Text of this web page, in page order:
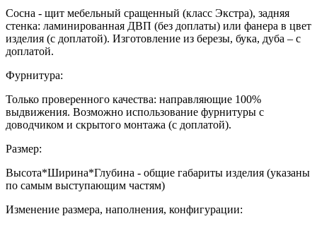
Сосна - щит мебельный сращенный (класс Экстра), задняя
стенка: ламинированная ДВП (без доплаты) или фанера в цвет
изделия (с доплатой). Изготовление из березы, бука, дуба – с
доплатой.
Фурнитура:
Только проверенного качества: направляющие 100%
выдвижения. Возможно использование фурнитуры с
доводчиком и скрытого монтажа (с доплатой).
Размер:
Высота*Ширина*Глубина - общие габариты изделия (указаны
по самым выступающим частям)
Изменение размера, наполнения, конфигурации: